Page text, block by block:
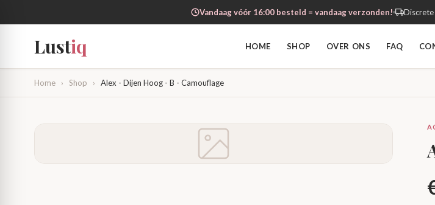
Vandaag vóór 16:00 besteld = vandaag verzonden!
Lustiq HOME SHOP OVER ONS FAQ
Home › Shop › Alex - Dijen Hoog - B - Camouflage